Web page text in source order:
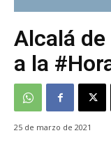
Alcalá
a la
25 de marzo de 2021